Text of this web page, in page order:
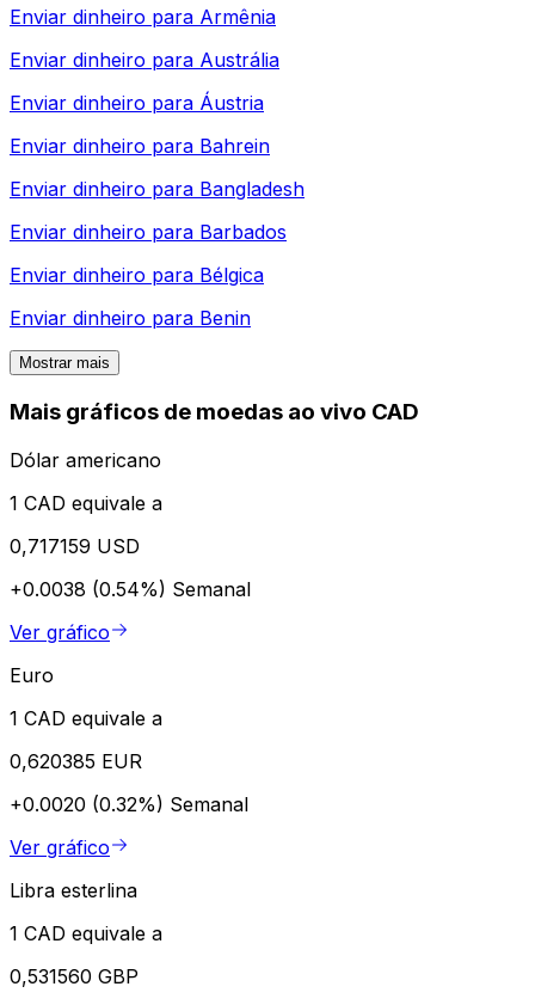
Enviar dinheiro para Armênia
Enviar dinheiro para Austrália
Enviar dinheiro para Áustria
Enviar dinheiro para Bahrein
Enviar dinheiro para Bangladesh
Enviar dinheiro para Barbados
Enviar dinheiro para Bélgica
Enviar dinheiro para Benin
Mostrar mais
Mais gráficos de moedas ao vivo CAD
Dólar americano
1 CAD equivale a
0,717159 USD
+0.0038 (0.54%) Semanal
Ver gráfico
Euro
1 CAD equivale a
0,620385 EUR
+0.0020 (0.32%) Semanal
Ver gráfico
Libra esterlina
1 CAD equivale a
0,531560 GBP